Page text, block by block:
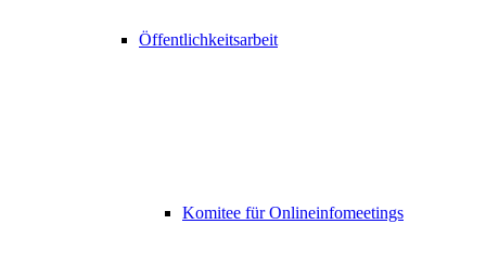
Öffentlichkeitsarbeit
Komitee für Onlineinfomeetings